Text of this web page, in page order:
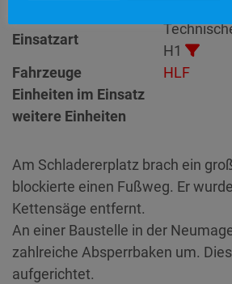
Einsatzart
H1
Fahrzeuge
HLF
Einheiten im Einsatz
weitere Einheiten
Am Schladererplatz brach ein
blockierte einen Fußweg. Er
Kettensäge entfernt.
An einer Baustelle in der
zahlreiche Absperrbaken um.
aufgerichtet.